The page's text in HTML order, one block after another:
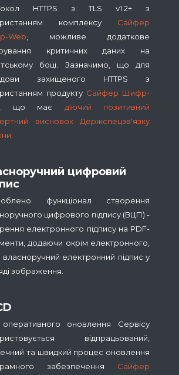
HTTPS з TLS v1.2+ з
комплексу Сайфер
Web, можливе додаткове
критичних даних на
боці. Зазначимо, що для
захищеного HTTPS з
продукту Сайфер Шифр-
, що має діючий позитивний
висновок Держспецзв'язку
.
цифровий
функціонал створення
цифрового підпису (ВЦП) -
електронного підпису на PDF-
додаючи окрім електронного,
електронний підпис у
зображення.
оновлення Сервісу
відпрацьований,
та швидкий процес оновлення
забезпечення Сайфер